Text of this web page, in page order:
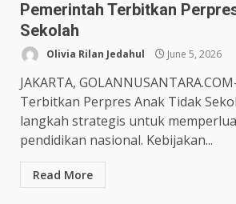
Pemerintah Terbitkan
Sekolah
Olivia Rilan Jedahul June 5, 2026
JAKARTA,
Terbitkan Perpres Anak Tidak
langkah strategis untuk
pendidikan nasional. Kebijakan...
Read More